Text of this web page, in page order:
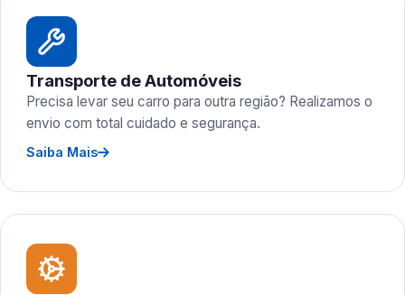
Transporte de Automóveis
Precisa levar seu carro para outra região? Realizamos o
envio com total cuidado e segurança.
Saiba Mais